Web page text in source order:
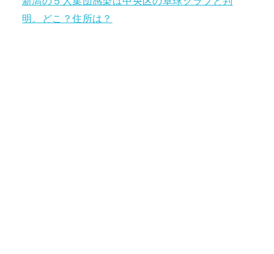
明。どこ？住所は？